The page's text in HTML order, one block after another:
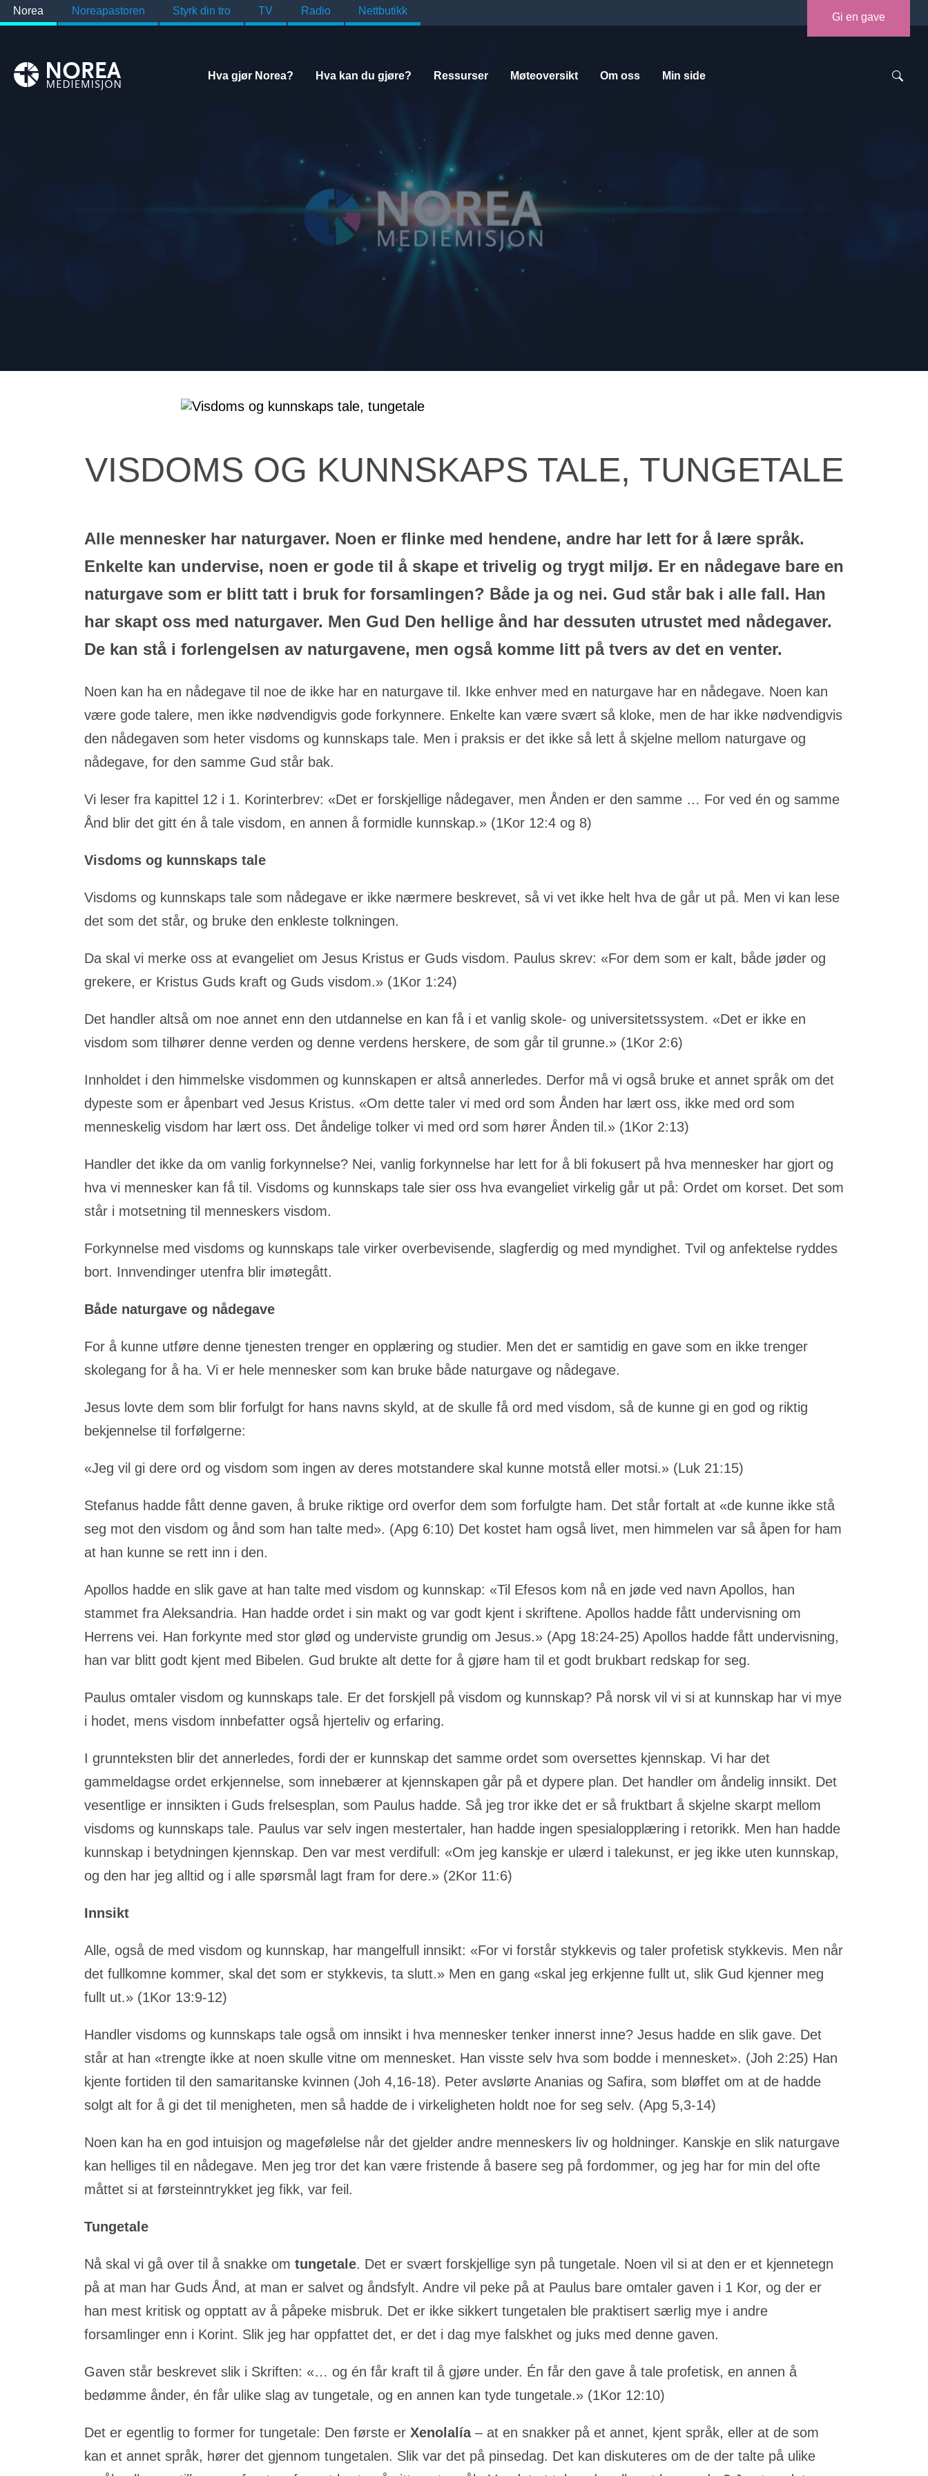
Norea Noreapastoren Styrk din tro TV Radio Nettbutikk
Gi en gave
Hva gjør Norea? Hva kan du gjøre? Ressurser Møteoversikt Om oss Min side
VISDOMS OG KUNNSKAPS TALE, TUNGETALE
Alle mennesker har naturgaver. Noen er flinke med hendene, andre har lett for å lære språk.
Enkelte kan undervise, noen er gode til å skape et trivelig og trygt miljø. Er en nådegave bare en
naturgave som er blitt tatt i bruk for forsamlingen? Både ja og nei. Gud står bak i alle fall. Han
har skapt oss med naturgaver. Men Gud Den hellige ånd har dessuten utrustet med nådegaver.
De kan stå i forlengelsen av naturgavene, men også komme litt på tvers av det en venter.
Noen kan ha en nådegave til noe de ikke har en naturgave til. Ikke enhver med en naturgave har en nådegave. Noen kan
være gode talere, men ikke nødvendigvis gode forkynnere. Enkelte kan være svært så kloke, men de har ikke nødvendigvis
den nådegaven som heter visdoms og kunnskaps tale. Men i praksis er det ikke så lett å skjelne mellom naturgave og
nådegave, for den samme Gud står bak.
Vi leser fra kapittel 12 i 1. Korinterbrev: «Det er forskjellige nådegaver, men Ånden er den samme … For ved én og samme
Ånd blir det gitt én å tale visdom, en annen å formidle kunnskap.» (1Kor 12:4 og 8)
Visdoms og kunnskaps tale
Visdoms og kunnskaps tale som nådegave er ikke nærmere beskrevet, så vi vet ikke helt hva de går ut på. Men vi kan lese
det som det står, og bruke den enkleste tolkningen.
Da skal vi merke oss at evangeliet om Jesus Kristus er Guds visdom. Paulus skrev: «For dem som er kalt, både jøder og
grekere, er Kristus Guds kraft og Guds visdom.» (1Kor 1:24)
Det handler altså om noe annet enn den utdannelse en kan få i et vanlig skole- og universitetssystem. «Det er ikke en
visdom som tilhører denne verden og denne verdens herskere, de som går til grunne.» (1Kor 2:6)
Innholdet i den himmelske visdommen og kunnskapen er altså annerledes. Derfor må vi også bruke et annet språk om det
dypeste som er åpenbart ved Jesus Kristus. «Om dette taler vi med ord som Ånden har lært oss, ikke med ord som
menneskelig visdom har lært oss. Det åndelige tolker vi med ord som hører Ånden til.» (1Kor 2:13)
Handler det ikke da om vanlig forkynnelse? Nei, vanlig forkynnelse har lett for å bli fokusert på hva mennesker har gjort og
hva vi mennesker kan få til. Visdoms og kunnskaps tale sier oss hva evangeliet virkelig går ut på: Ordet om korset. Det som
står i motsetning til menneskers visdom.
Forkynnelse med visdoms og kunnskaps tale virker overbevisende, slagferdig og med myndighet. Tvil og anfektelse ryddes
bort. Innvendinger utenfra blir imøtegått.
Både naturgave og nådegave
For å kunne utføre denne tjenesten trenger en opplæring og studier. Men det er samtidig en gave som en ikke trenger
skolegang for å ha. Vi er hele mennesker som kan bruke både naturgave og nådegave.
Jesus lovte dem som blir forfulgt for hans navns skyld, at de skulle få ord med visdom, så de kunne gi en god og riktig
bekjennelse til forfølgerne:
«Jeg vil gi dere ord og visdom som ingen av deres motstandere skal kunne motstå eller motsi.» (Luk 21:15)
Stefanus hadde fått denne gaven, å bruke riktige ord overfor dem som forfulgte ham. Det står fortalt at «de kunne ikke stå
seg mot den visdom og ånd som han talte med». (Apg 6:10) Det kostet ham også livet, men himmelen var så åpen for ham
at han kunne se rett inn i den.
Apollos hadde en slik gave at han talte med visdom og kunnskap: «Til Efesos kom nå en jøde ved navn Apollos, han
stammet fra Aleksandria. Han hadde ordet i sin makt og var godt kjent i skriftene. Apollos hadde fått undervisning om
Herrens vei. Han forkynte med stor glød og underviste grundig om Jesus.» (Apg 18:24-25) Apollos hadde fått undervisning,
han var blitt godt kjent med Bibelen. Gud brukte alt dette for å gjøre ham til et godt brukbart redskap for seg.
Paulus omtaler visdom og kunnskaps tale. Er det forskjell på visdom og kunnskap? På norsk vil vi si at kunnskap har vi mye
i hodet, mens visdom innbefatter også hjerteliv og erfaring.
I grunnteksten blir det annerledes, fordi der er kunnskap det samme ordet som oversettes kjennskap. Vi har det
gammeldagse ordet erkjennelse, som innebærer at kjennskapen går på et dypere plan. Det handler om åndelig innsikt. Det
vesentlige er innsikten i Guds frelsesplan, som Paulus hadde. Så jeg tror ikke det er så fruktbart å skjelne skarpt mellom
visdoms og kunnskaps tale. Paulus var selv ingen mestertaler, han hadde ingen spesialopplæring i retorikk. Men han hadde
kunnskap i betydningen kjennskap. Den var mest verdifull: «Om jeg kanskje er ulærd i talekunst, er jeg ikke uten kunnskap,
og den har jeg alltid og i alle spørsmål lagt fram for dere.» (2Kor 11:6)
Innsikt
Alle, også de med visdom og kunnskap, har mangelfull innsikt: «For vi forstår stykkevis og taler profetisk stykkevis. Men når
det fullkomne kommer, skal det som er stykkevis, ta slutt.» Men en gang «skal jeg erkjenne fullt ut, slik Gud kjenner meg
fullt ut.» (1Kor 13:9-12)
Handler visdoms og kunnskaps tale også om innsikt i hva mennesker tenker innerst inne? Jesus hadde en slik gave. Det
står at han «trengte ikke at noen skulle vitne om mennesket. Han visste selv hva som bodde i mennesket». (Joh 2:25) Han
kjente fortiden til den samaritanske kvinnen (Joh 4,16-18). Peter avslørte Ananias og Safira, som bløffet om at de hadde
solgt alt for å gi det til menigheten, men så hadde de i virkeligheten holdt noe for seg selv. (Apg 5,3-14)
Noen kan ha en god intuisjon og magefølelse når det gjelder andre menneskers liv og holdninger. Kanskje en slik naturgave
kan helliges til en nådegave. Men jeg tror det kan være fristende å basere seg på fordommer, og jeg har for min del ofte
måttet si at førsteinntrykket jeg fikk, var feil.
Tungetale
Nå skal vi gå over til å snakke om tungetale. Det er svært forskjellige syn på tungetale. Noen vil si at den er et kjennetegn
på at man har Guds Ånd, at man er salvet og åndsfylt. Andre vil peke på at Paulus bare omtaler gaven i 1 Kor, og der er
han mest kritisk og opptatt av å påpeke misbruk. Det er ikke sikkert tungetalen ble praktisert særlig mye i andre
forsamlinger enn i Korint. Slik jeg har oppfattet det, er det i dag mye falskhet og juks med denne gaven.
Gaven står beskrevet slik i Skriften: «… og én får kraft til å gjøre under. Én får den gave å tale profetisk, en annen å
bedømme ånder, én får ulike slag av tungetale, og en annen kan tyde tungetale.» (1Kor 12:10)
Det er egentlig to former for tungetale: Den første er Xenolalía– at en snakker på et annet, kjent språk, eller at de som
kan et annet språk, hører det gjennom tungetalen. Slik var det på pinsedag. Det kan diskuteres om de der talte på ulike